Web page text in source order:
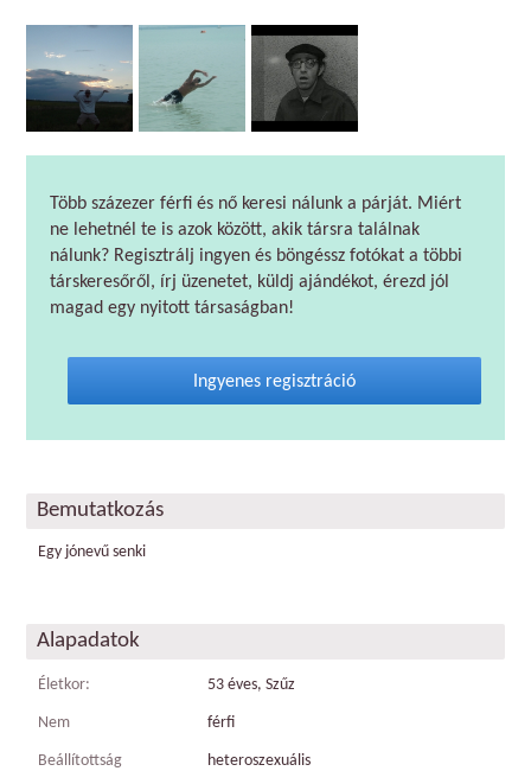
Több százezer férfi és nő keresi nálunk a párját. Miért
ne lehetnél te is azok között, akik társra találnak
nálunk? Regisztrálj ingyen és böngéssz fotókat a többi
társkeresőről, írj üzenetet, küldj ajándékot, érezd jól
magad egy nyitott társaságban!
Ingyenes regisztráció
Bemutatkozás
Egy jónevű senki
Alapadatok
Életkor: 53 éves, Szűz
Nem férfi
Beállítottság heteroszexuális